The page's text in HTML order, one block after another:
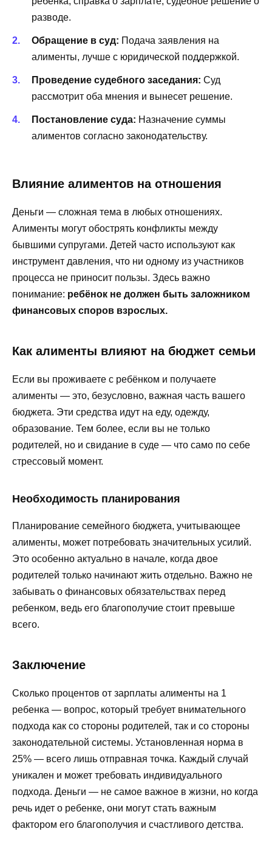
разводе.
Обращение в суд: Подача заявления на
алименты, лучше с юридической поддержкой.
Проведение судебного заседания: Суд
рассмотрит оба мнения и вынесет решение.
Постановление суда: Назначение суммы
алиментов согласно законодательству.
Влияние алиментов на отношения
Деньги — сложная тема в любых отношениях.
Алименты могут обострять конфликты между
бывшими супругами. Детей часто используют как
инструмент давления, что ни одному из участников
процесса не приносит пользы. Здесь важно
понимание: ребёнок не должен быть заложником
финансовых споров взрослых.
Как алименты влияют на бюджет семьи
Если вы проживаете с ребёнком и получаете
алименты — это, безусловно, важная часть вашего
бюджета. Эти средства идут на еду, одежду,
образование. Тем более, если вы не только
родителей, но и свидание в суде — что само по себе
стрессовый момент.
Необходимость планирования
Планирование семейного бюджета, учитывающее
алименты, может потребовать значительных усилий.
Это особенно актуально в начале, когда двое
родителей только начинают жить отдельно. Важно не
забывать о финансовых обязательствах перед
ребенком, ведь его благополучие стоит превыше
всего.
Заключение
Сколько процентов от зарплаты алименты на 1
ребенка — вопрос, который требует внимательного
подхода как со стороны родителей, так и со стороны
законодательной системы. Установленная норма в
25% — всего лишь отправная точка. Каждый случай
уникален и может требовать индивидуального
подхода. Деньги — не самое важное в жизни, но когда
речь идет о ребенке, они могут стать важным
фактором его благополучия и счастливого детства.